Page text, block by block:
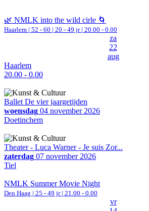
🌿 NMLK into the wild cirle 🌀
Haarlem | 52 - 60 | 20 - 49 jr | 20.00 - 0.00
za
22
aug
Haarlem
20.00 - 0.00
Ballet De vier jaargetijden
woensdag 04 november 2026
Doetinchem
Theater - Luca Warner - Je suis Zor...
zaterdag 07 november 2026
Tiel
NMLK Summer Movie Night
Den Haag | 25 - 49 jr | 21.00 - 0.00
vr